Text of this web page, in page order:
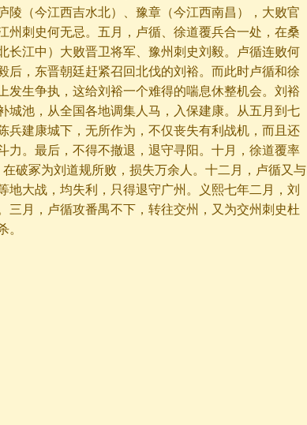
陵（今江西吉水北）、豫章（今江西南昌），大败官
州刺史何无忌。五月，卢循、徐道覆兵合一处，在桑
长江中）大败晋卫将军、豫州刺史刘毅。卢循连败何
后，东晋朝廷赶紧召回北伐的刘裕。而此时卢循和徐
发生争执，这给刘裕一个难得的喘息休整机会。刘裕
城池，从全国各地调集人马，入保建康。从五月到七
兵建康城下，无所作为，不仅丧失有利战机，而且还
力。最后，不得不撤退，退守寻阳。十月，徐道覆率
破冢为刘道规所败，损失万余人。十二月，卢循又与
地大战，均失利，只得退守广州。义熙七年二月，刘
三月，卢循攻番禺不下，转往交州，又为交州刺史杜
。